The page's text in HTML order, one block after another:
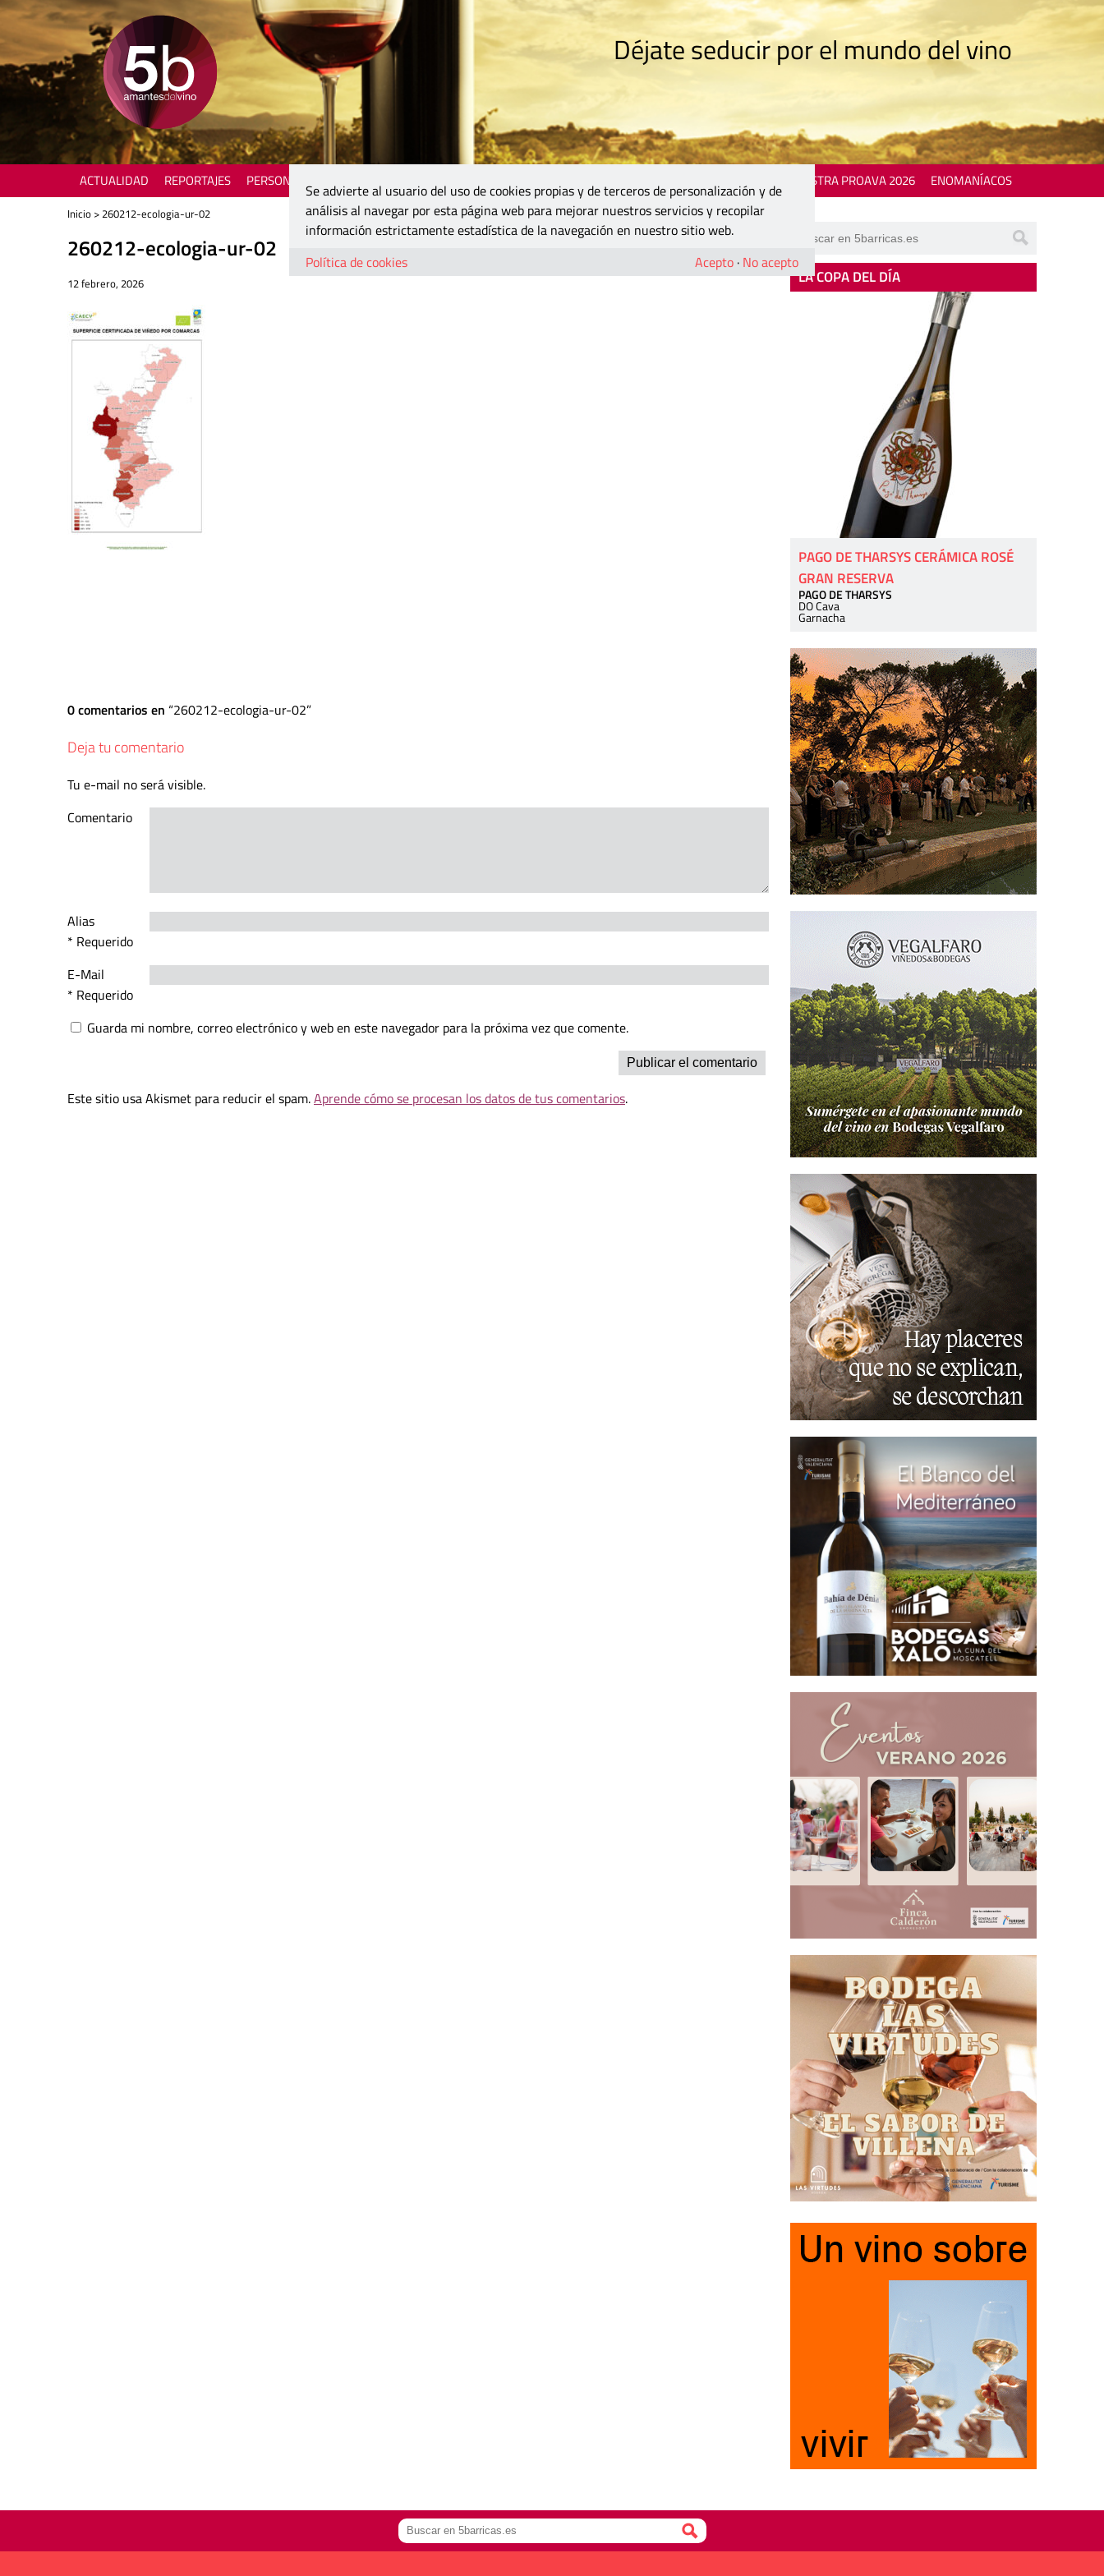
Déjate seducir por el mundo del vino
ACTUALIDAD REPORTAJES PERSONAJES MOSTRA PROAVA 2026 ENOMANÍACOS
Inicio > 260212-ecologia-ur-02
260212-ecologia-ur-02
12 febrero, 2026
0 comentarios en 260212-ecologia-ur-02
Deja tu comentario
Tu e-mail no será visible.
Comentario
Alias
* Requerido
E-Mail
* Requerido
Guarda mi nombre, correo electrónico y web en este navegador para la próxima vez que comente.
Este sitio usa Akismet para reducir el spam.Aprende cómo se procesan los datos de tus comentarios.
LA COPA DEL DÍA
PAGO DE THARSYS CERÁMICA ROSÉ
GRAN RESERVA
PAGO DE THARSYS
DO Cava
Garnacha
Se advierte al usuario del uso de cookies propias y de terceros de personalización y de
análisis al navegar por esta página web para mejorar nuestros servicios y recopilar
información estrictamente estadística de la navegación en nuestro sitio web.
Política de cookies
Acepto · No acepto